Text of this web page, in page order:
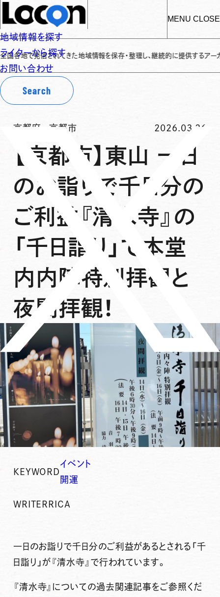
MENU CLOSE
地域情報を探す
ライターから探す
お問い合わせ
Search
信されてきた地域情報を保存・整理し、継続的に提供するアーカイブサイト
京都府 -京都市 2026.03.26
【京都市】東山 一日
のお詣りで千日分の
ご利益『清水寺』の
「千日詣り」で本堂
内内陣特別拝観と
夜間拝観！
KEYWORD
イベント
開運
WRITER RICA
一日のお詣りで千日分のご利益があるとされる「千
日詣り」が『清水寺』で行われています。
『清水寺』についての過去関連記事をご参照くだ